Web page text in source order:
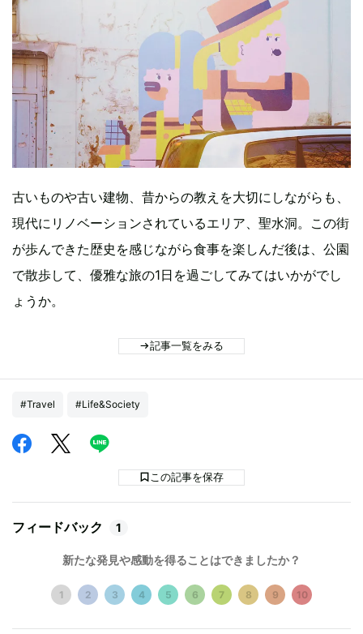
古いものや古い建物、昔からの教えを大切にしながらも、
現代にリノベーションされているエリア、聖水洞。この街
が歩んできた歴史を感じながら食事を楽しんだ後は、公園
で散歩して、優雅な旅の1日を過ごしてみてはいかがでし
ょうか。
記事一覧をみる
#Travel #Life&Society
この記事を保存
フィードバック 1
新たな発見や感動を得ることはできましたか？
1 2 3 4 5 6 7 8 9 10